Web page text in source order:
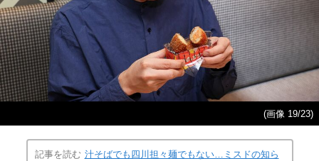
(画像 19/23)
記事を読む 汁そばでも四川担々麺でもない…ミスドの知ら